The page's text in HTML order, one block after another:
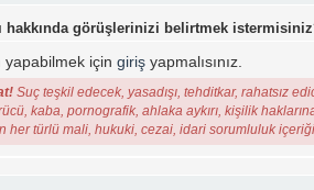
hakkında görüşlerinizi belirtmek
yapabilmek için giriş yapmalısınız.
Suç teşkil edecek, yasadışı, tehditkar, rahatsız
kaba, pornografik, ahlaka aykırı, kişilik
her türlü mali, hukuki, cezai, idari sorumluluk